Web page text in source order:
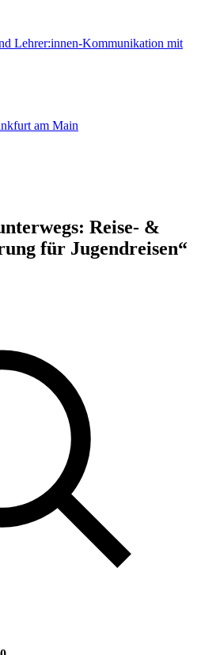
Lehrer:innen-Kommunikation mit
am Main
Reise- &
für Jugendreisen“